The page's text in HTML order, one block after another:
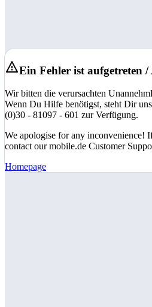
Ein Fehler ist aufgetreten
Wir bitten die verursachten
Wenn Du Hilfe benötigst, steht Dir
(0)30 - 81097 - 601 zur Verfügung.
We apologise for any inconvenience!
contact our mobile.de Customer
Homepage